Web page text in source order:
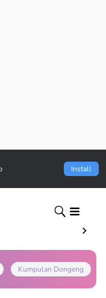
Install
Kumpulan Dongeng